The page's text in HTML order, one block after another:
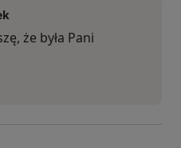
że była Pani